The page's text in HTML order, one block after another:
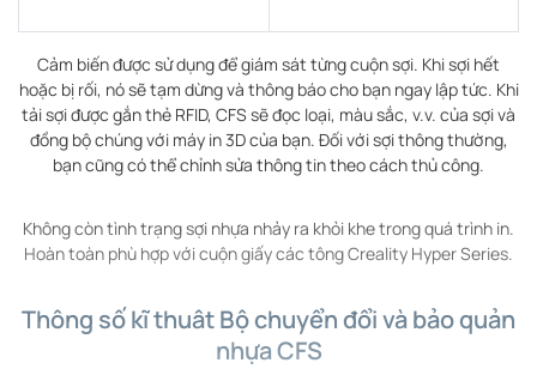
Cảm biến được sử dụng để giám sát từng cuộn sợi. Khi sợi hết
hoặc bị rối, nó sẽ tạm dừng và thông báo cho bạn ngay lập tức. Khi
tải sợi được gắn thẻ RFID, CFS sẽ đọc loại, màu sắc, v.v. của sợi và
đồng bộ chúng với máy in 3D của bạn. Đối với sợi thông thường,
bạn cũng có thể chỉnh sửa thông tin theo cách thủ công.
Không còn tình trạng sợi nhựa nhảy ra khỏi khe trong quá trình in.
Hoàn toàn phù hợp với cuộn giấy các tông Creality Hyper Series.
Thông số kĩ thuât Bộ chuyển đổi và bảo quản
nhựa CFS